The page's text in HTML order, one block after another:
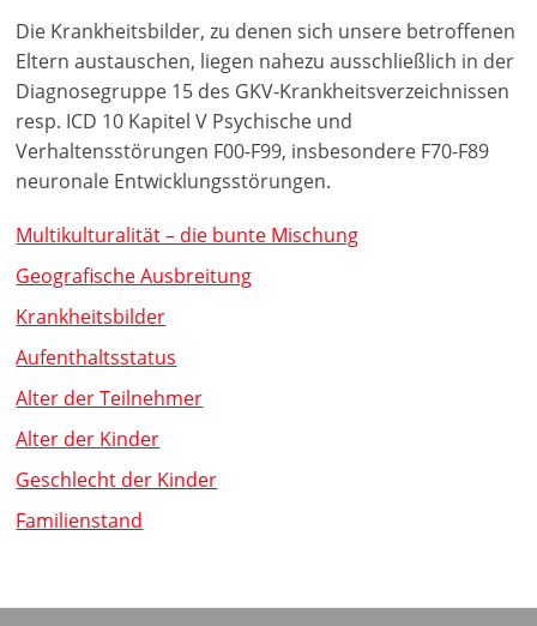
Die Krankheitsbilder, zu denen sich unsere betroffenen
Eltern austauschen, liegen nahezu ausschließlich in der
Diagnosegruppe 15 des GKV-Krankheitsverzeichnissen
resp. ICD 10 Kapitel V Psychische und
Verhaltensstörungen F00-F99, insbesondere F70-F89
neuronale Entwicklungsstörungen.
Multikulturalität – die bunte Mischung
Geografische Ausbreitung
Krankheitsbilder
Aufenthaltsstatus
Alter der Teilnehmer
Alter der Kinder
Geschlecht der Kinder
Familienstand